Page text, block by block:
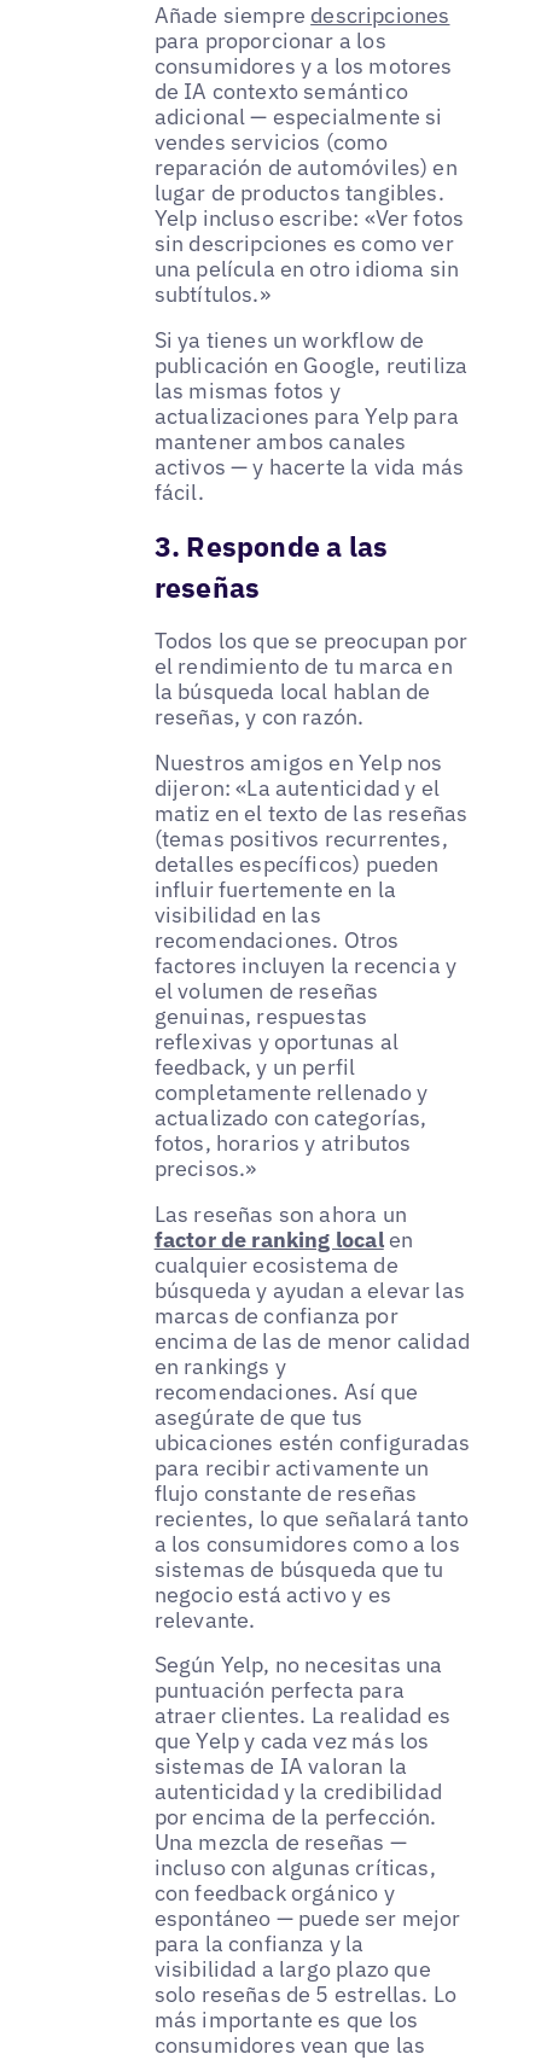
Añade siempre descripciones
para proporcionar a los
consumidores y a los motores
de IA contexto semántico
adicional — especialmente si
vendes servicios (como
reparación de automóviles) en
lugar de productos tangibles.
Yelp incluso escribe: «Ver fotos
sin descripciones es como ver
una película en otro idioma sin
subtítulos.»
Si ya tienes un workflow de
publicación en Google, reutiliza
las mismas fotos y
actualizaciones para Yelp para
mantener ambos canales
activos — y hacerte la vida más
fácil.
3. Responde a las
reseñas
Todos los que se preocupan por
el rendimiento de tu marca en
la búsqueda local hablan de
reseñas, y con razón.
Nuestros amigos en Yelp nos
dijeron: «La autenticidad y el
matiz en el texto de las reseñas
(temas positivos recurrentes,
detalles específicos) pueden
influir fuertemente en la
visibilidad en las
recomendaciones. Otros
factores incluyen la recencia y
el volumen de reseñas
genuinas, respuestas
reflexivas y oportunas al
feedback, y un perfil
completamente rellenado y
actualizado con categorías,
fotos, horarios y atributos
precisos.»
Las reseñas son ahora un
factor de ranking localen
cualquier ecosistema de
búsqueda y ayudan a elevar las
marcas de confianza por
encima de las de menor calidad
en rankings y
recomendaciones. Así que
asegúrate de que tus
ubicaciones estén configuradas
para recibir activamente un
flujo constante de reseñas
recientes, lo que señalará tanto
a los consumidores como a los
sistemas de búsqueda que tu
negocio está activo y es
relevante.
Según Yelp, no necesitas una
puntuación perfecta para
atraer clientes. La realidad es
que Yelp y cada vez más los
sistemas de IA valoran la
autenticidad y la credibilidad
por encima de la perfección.
Una mezcla de reseñas —
incluso con algunas críticas,
con feedback orgánico y
espontáneo — puede ser mejor
para la confianza y la
visibilidad a largo plazo que
solo reseñas de 5 estrellas. Lo
más importante es que los
consumidores vean que las